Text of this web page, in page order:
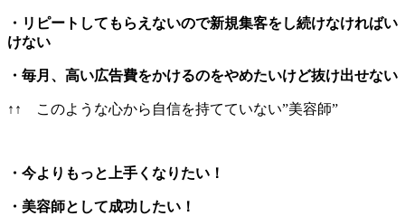
・リピートしてもらえないので新規集客をし続けなければい
けない
・毎月、高い広告費をかけるのをやめたいけど抜け出せない
↑↑ このような心から自信を持てていない”美容師”
・今よりもっと上手くなりたい！
・美容師として成功したい！